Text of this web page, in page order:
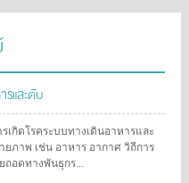
รและตับ
เกิดโรคระบบทางเดินอาหารและ
ภาพ เช่น อาหาร อากาศ วิถีการ
ถอดทางพันธุกร...